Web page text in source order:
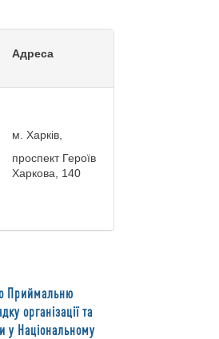
Адреса
м. Харків,
проспект Героїв
Харкова, 140
Приймальню
організації та
у Національному